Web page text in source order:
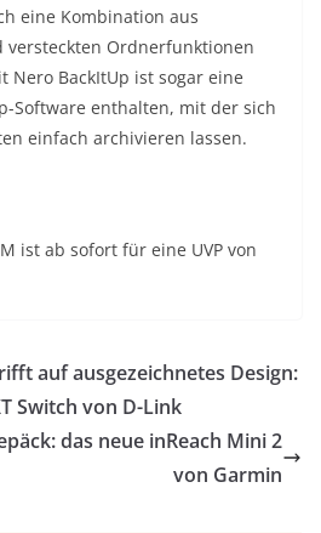
eine Kombination aus
versteckten Ordnerfunktionen
Nero BackItUp ist sogar eine
Software enthalten, mit der sich
einfach archivieren lassen.
ist ab sofort für eine UVP von
auf ausgezeichnetes Design:
Switch von D-Link
das neue inReach Mini 2
von Garmin